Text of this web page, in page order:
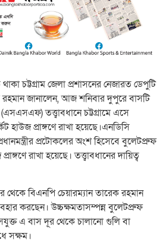
চট্টগ্রাম জেলা প্রশাসনের নেজারত ডেপুটি
রহমান জানালেন, আজ শনিবার দুপুরে বাসটি
তত্ত্বাবধানে চট্টগ্রামে এসে
হাউজ প্রাঙ্গণে রাখা হয়েছে।এনডিসি
প্রটোকলের অংশ হিসেবে বুলেটপ্রুফ
রাখা হয়েছে। তত্ত্বাবধানের দায়িত্ব
থেকে বিএনপি চেয়ারম্যান তারেক রহমান
করছেন। উচ্চক্ষমতাসম্পন্ন বুলেটপ্রুফ
এ বাস দূর থেকে চালানো গুলি বা
সক্ষম।